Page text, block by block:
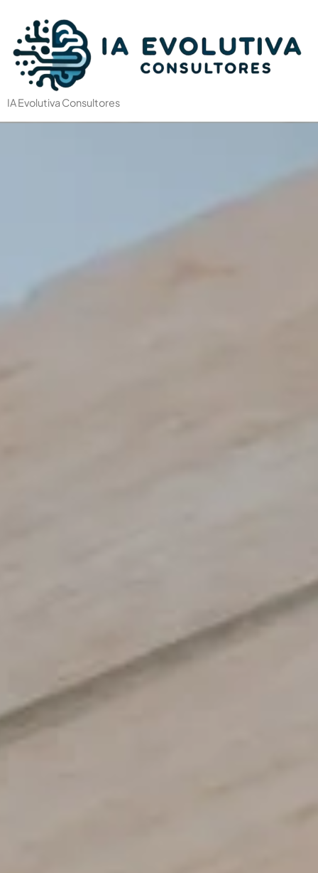
IA Evolutiva Consultores